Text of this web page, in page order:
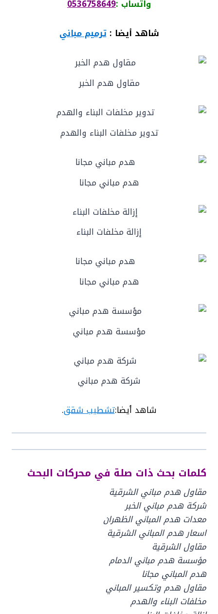
واتساب :0536758649
شاهد أيضا : ترميم مباني
مقاول هدم الخبر
تدوير مخلفات البناء والهدم
هدم مباني مجانا
إزالة مخلفات البناء
هدم مباني مجانا
مؤسسة هدم مباني
شركة هدم مباني
شاهد أيضا:تشطيب شقق.
كلمات بحث ذات صلة في محركات البحث
مقاول هدم مباني الشرقية
شركة هدم مباني الخبر
معدات هدم المباني الظهران
اسعار هدم المباني الشرقية
مقاول الشرقية
مؤسسة هدم مباني الدمام
هدم المباني مجانا
مقاول هدم وتكسير المباني
مخلفات البناء والهدم